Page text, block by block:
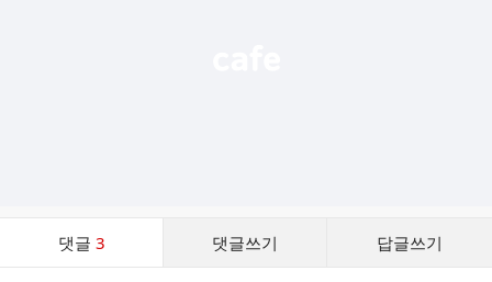
댓글 3 댓글쓰기 답글쓰기